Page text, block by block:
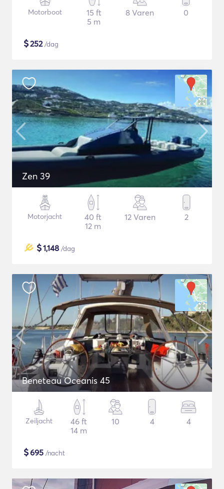
Motorboot
15 ft
5 m
8 Varen 0
$252/dag
Zen 39
Motorjacht
40 ft
12 m
12 Varen 2
$1,148 /dag
Beneteau Oceanis 45
Zeiljacht
46 ft
14 m
10 4 4
$695 /nacht